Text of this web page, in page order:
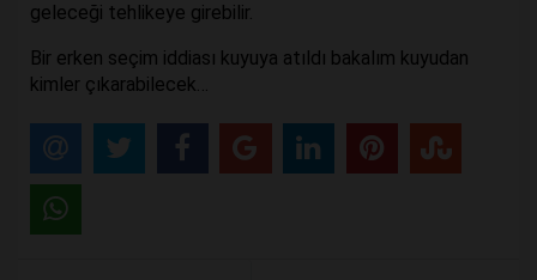
geleceği tehlikeye girebilir.
Bir erken seçim iddiası kuyuya atıldı bakalım kuyudan
kimler çıkarabilecek…